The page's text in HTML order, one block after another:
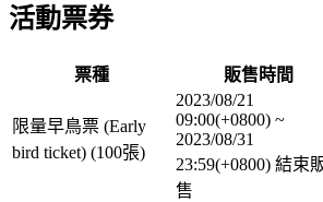
活動票券
票種 販售時間
限量早鳥票 (Early
bird ticket) (100張)
2023/08/21
09:00(+0800) ~
2023/08/31
23:59(+0800) 結束
售